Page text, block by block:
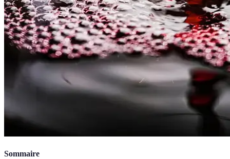
Sommaire